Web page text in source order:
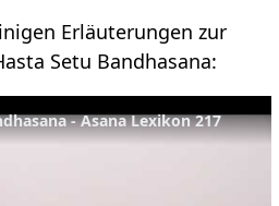
Erläuterungen zur
Setu Bandhasana:
- Asana Lexikon 217